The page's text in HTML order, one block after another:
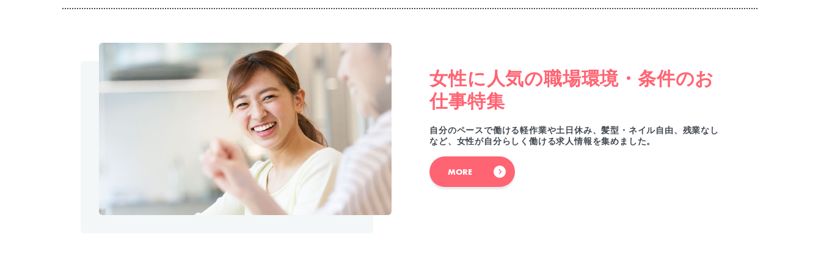
女性に人気の職場環境・条件のお
仕事特集
自分のペースで働ける軽作業や土日休み、髪型・ネイル自由、残業なし
など、女性が自分らしく働ける求人情報を集めました。
MORE